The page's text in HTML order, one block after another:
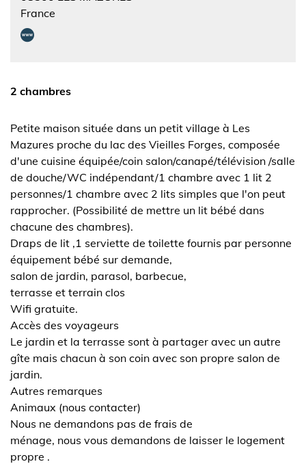
France
2 chambres
Petite maison située dans un petit village à Les
Mazures proche du lac des Vieilles Forges, composée
d'une cuisine équipée/coin salon/canapé/télévision /salle
de douche/WC indépendant/1 chambre avec 1 lit 2
personnes/1 chambre avec 2 lits simples que l'on peut
rapprocher. (Possibilité de mettre un lit bébé dans
chacune des chambres).
Draps de lit ,1 serviette de toilette fournis par personne
équipement bébé sur demande,
salon de jardin, parasol, barbecue,
terrasse et terrain clos
Wifi gratuite.
Accès des voyageurs
Le jardin et la terrasse sont à partager avec un autre
gîte mais chacun à son coin avec son propre salon de
jardin.
Autres remarques
Animaux (nous contacter)
Nous ne demandons pas de frais de
ménage, nous vous demandons de laisser le logement
propre .